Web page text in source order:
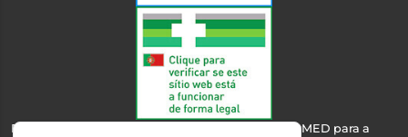
Esta farmácia encontra-se autorizada pelo INFARMED para a